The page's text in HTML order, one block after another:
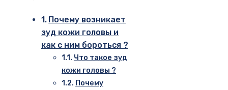
Почему возникает
зуд кожи головы и
как с ним бороться ?
Что такое зуд
кожи головы ?
Почему